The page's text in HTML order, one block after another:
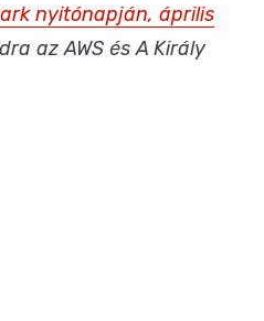
nyitónapján, április
az AWS és A Király